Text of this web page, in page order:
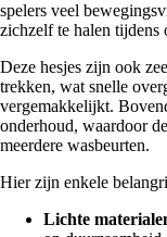
spelers veel
zichzelf te halen tijdens
Deze hesjes zijn ook
trekken, wat snelle
vergemakkelijkt.
onderhoud, waardoor
meerdere wasbeurten.
Hier zijn enkele
Lichte